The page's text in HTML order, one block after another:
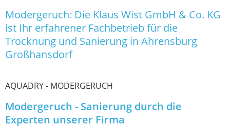
Modergeruch: Die Klaus Wist GmbH & Co. KG
ist Ihr erfahrener Fachbetrieb für die
Trocknung und Sanierung in Ahrensburg
Großhansdorf
AQUADRY - MODERGERUCH
Modergeruch - Sanierung durch die
Experten unserer Firma